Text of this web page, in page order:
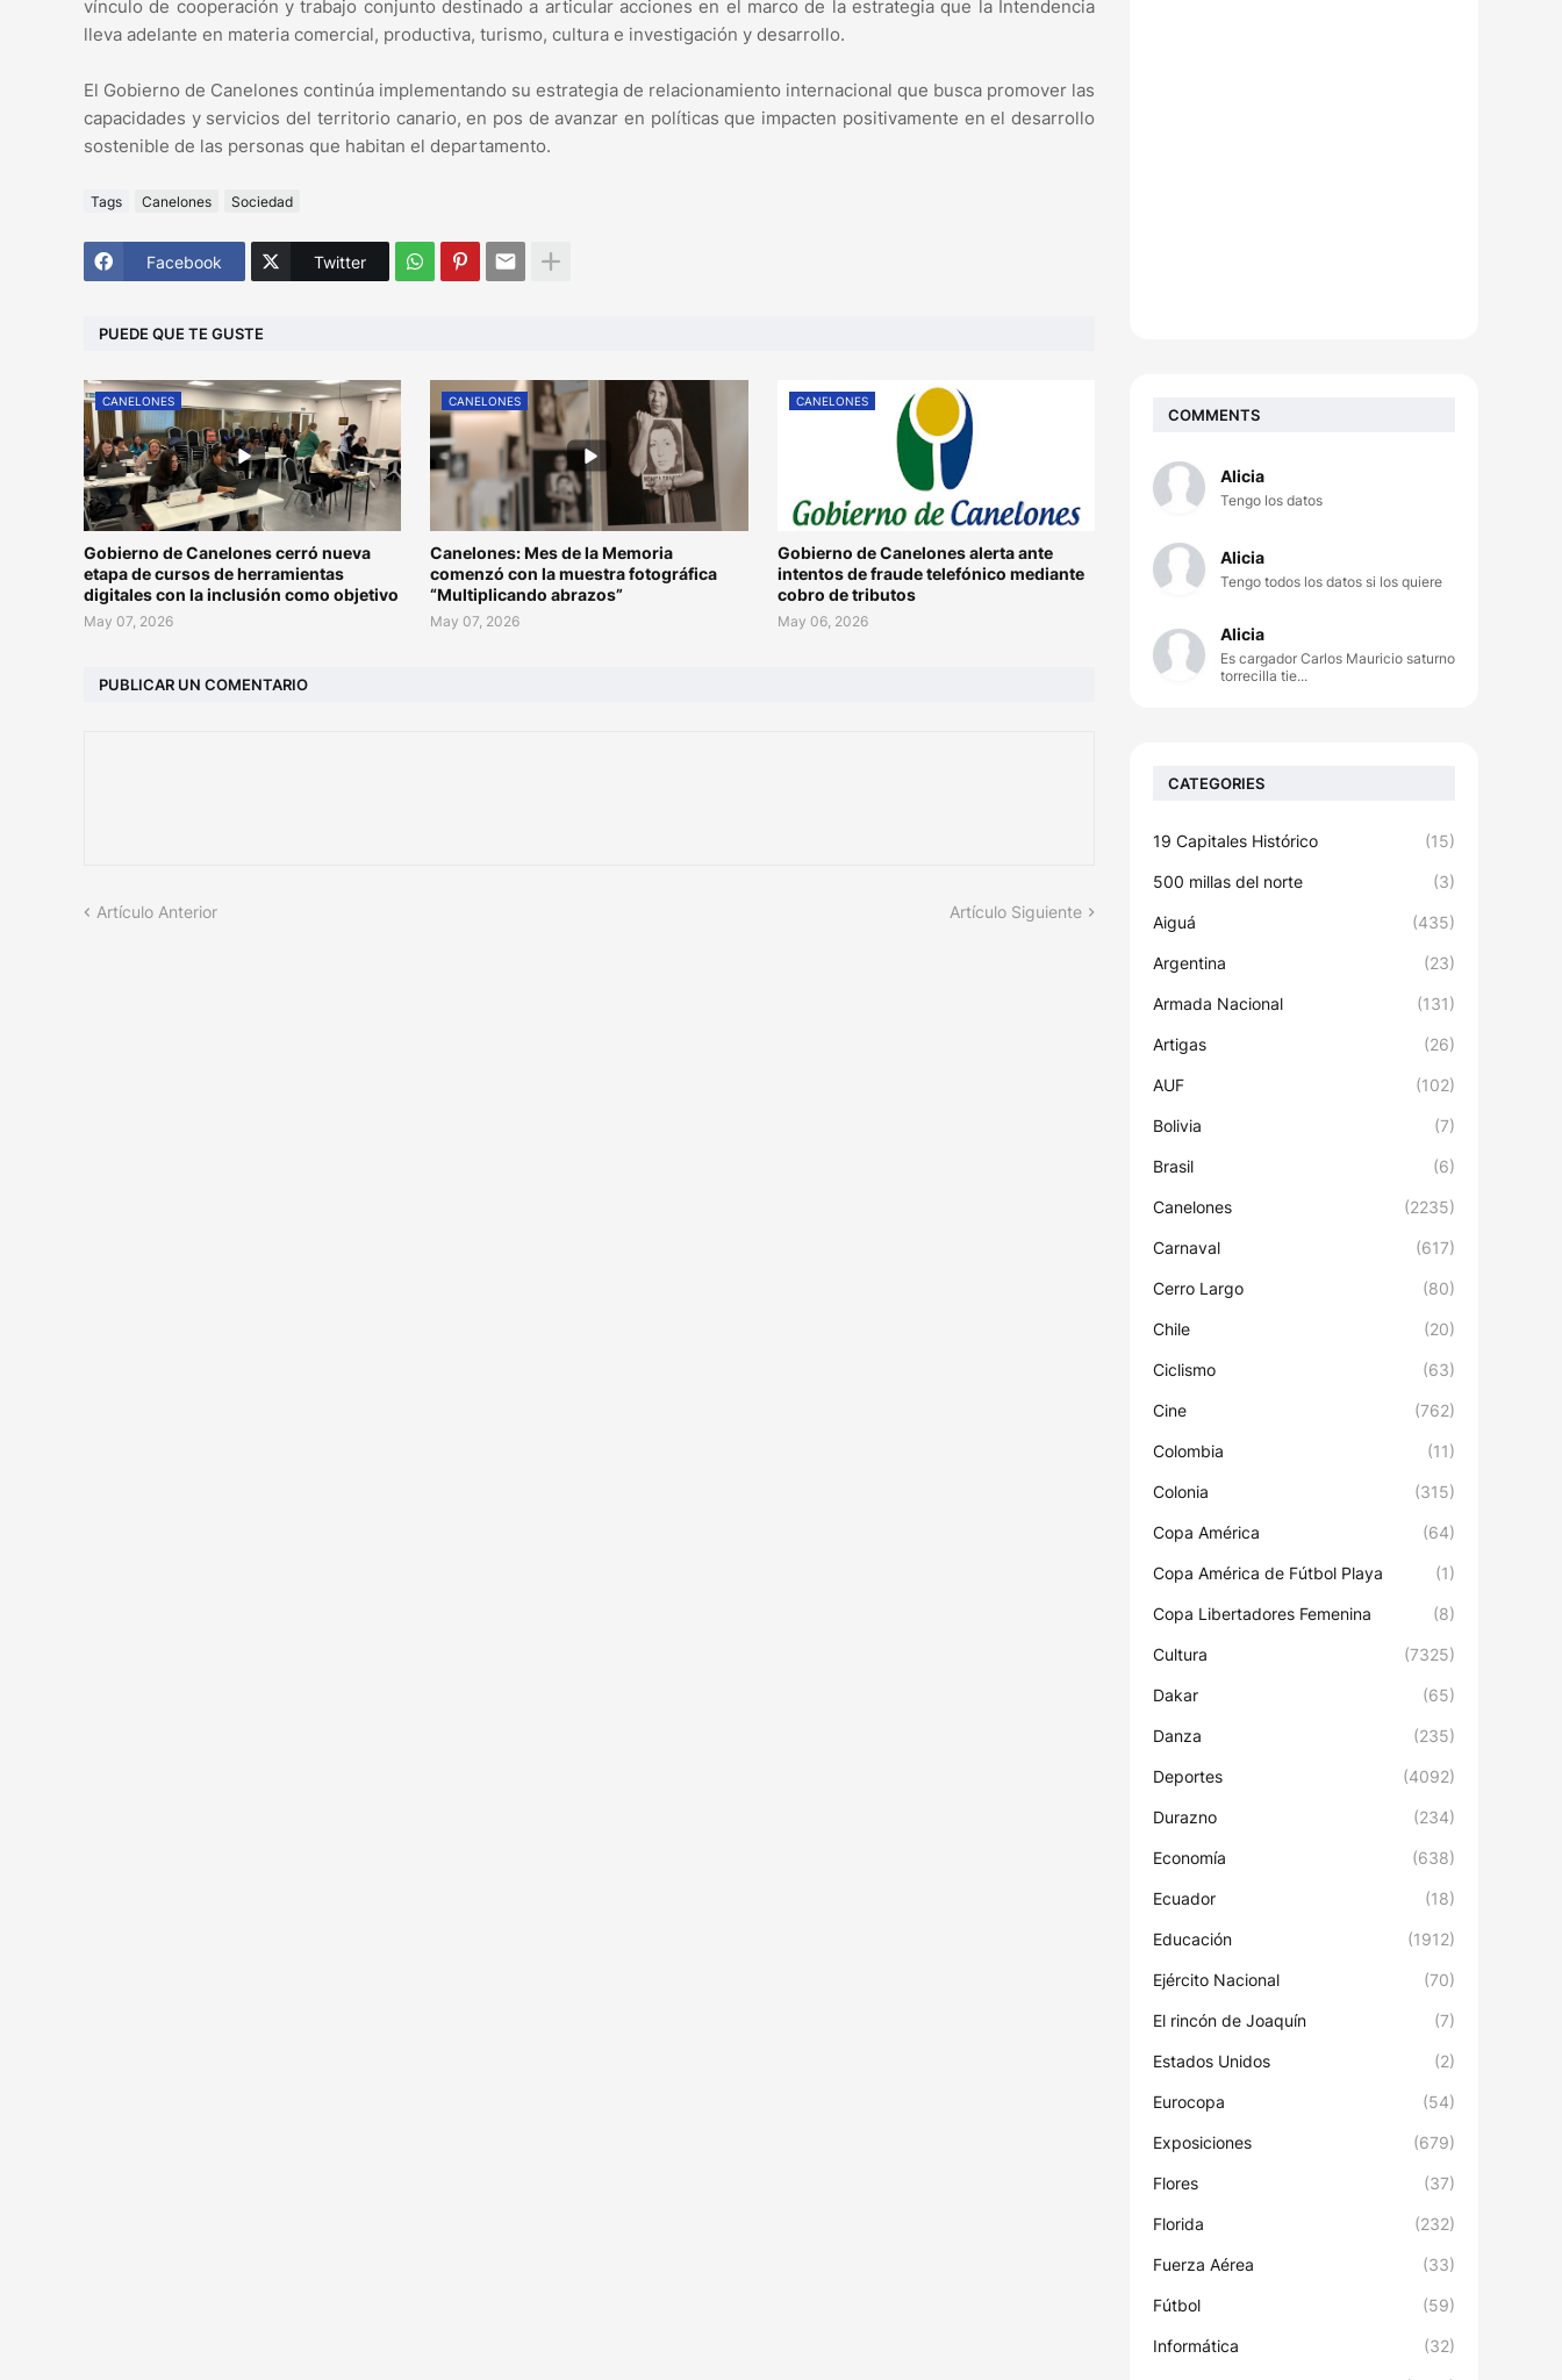
vínculo de cooperación y trabajo conjunto destinado a articular acciones en el marco de la estrategia que la Intendencia
lleva adelante en materia comercial, productiva, turismo, cultura e investigación y desarrollo.
El Gobierno de Canelones continúa implementando su estrategia de relacionamiento internacional que busca promover las
capacidades y servicios del territorio canario, en pos de avanzar en políticas que impacten positivamente en el desarrollo
sostenible de las personas que habitan el departamento.
Tags Canelones Sociedad
Facebook Twitter
PUEDE QUE TE GUSTE
CANELONES
Gobierno de Canelones cerró nueva
etapa de cursos de herramientas
digitales con la inclusión como objetivo
May 07, 2026
CANELONES
Canelones: Mes de la Memoria
comenzó con la muestra fotográfica
“Multiplicando abrazos”
May 07, 2026
CANELONES
Gobierno de Canelones alerta ante
intentos de fraude telefónico mediante
cobro de tributos
May 06, 2026
PUBLICAR UN COMENTARIO
Artículo Anterior Artículo Siguiente
COMMENTS
Alicia
Tengo los datos
Alicia
Tengo todos los datos si los quiere
Alicia
Es cargador Carlos Mauricio saturno
torrecilla tie...
CATEGORIES
19 Capitales Histórico (15)
500 millas del norte (3)
Aiguá (435)
Argentina (23)
Armada Nacional (131)
Artigas (26)
AUF (102)
Bolivia (7)
Brasil (6)
Canelones (2235)
Carnaval (617)
Cerro Largo (80)
Chile (20)
Ciclismo (63)
Cine (762)
Colombia (11)
Colonia (315)
Copa América (64)
Copa América de Fútbol Playa (1)
Copa Libertadores Femenina (8)
Cultura (7325)
Dakar (65)
Danza (235)
Deportes (4092)
Durazno (234)
Economía (638)
Ecuador (18)
Educación (1912)
Ejército Nacional (70)
El rincón de Joaquín (7)
Estados Unidos (2)
Eurocopa (54)
Exposiciones (679)
Flores (37)
Florida (232)
Fuerza Aérea (33)
Fútbol (59)
Informática (32)